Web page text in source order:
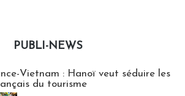
PUBLI-NEWS
Vietnam : Hanoï veut séduire les
du tourisme